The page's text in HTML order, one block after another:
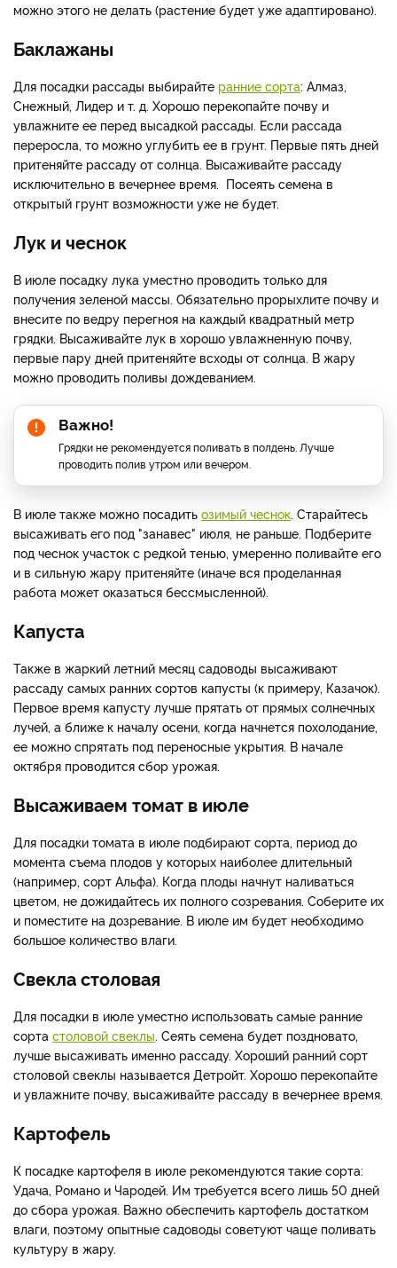
можно этого не делать (растение будет уже адаптировано).
Баклажаны
Для посадки рассады выбирайте ранние сорта: Алмаз,
Снежный, Лидер и т. д. Хорошо перекопайте почву и
увлажните ее перед высадкой рассады. Если рассада
переросла, то можно углубить ее в грунт. Первые пять дней
притеняйте рассаду от солнца. Высаживайте рассаду
исключительно в вечернее время. Посеять семена в
открытый грунт возможности уже не будет.
Лук и чеснок
В июле посадку лука уместно проводить только для
получения зеленой массы. Обязательно прорыхлите почву и
внесите по ведру перегноя на каждый квадратный метр
грядки. Высаживайте лук в хорошо увлажненную почву,
первые пару дней притеняйте всходы от солнца. В жару
можно проводить поливы дождеванием.
Важно!
Грядки не рекомендуется поливать в полдень. Лучше
проводить полив утром или вечером.
В июле также можно посадить озимый чеснок. Старайтесь
высаживать его под "занавес" июля, не раньше. Подберите
под чеснок участок с редкой тенью, умеренно поливайте его
и в сильную жару притеняйте (иначе вся проделанная
работа может оказаться бессмысленной).
Капуста
Также в жаркий летний месяц садоводы высаживают
рассаду самых ранних сортов капусты (к примеру, Казачок).
Первое время капусту лучше прятать от прямых солнечных
лучей, а ближе к началу осени, когда начнется похолодание,
ее можно спрятать под переносные укрытия. В начале
октября проводится сбор урожая.
Высаживаем томат в июле
Для посадки томата в июле подбирают сорта, период до
момента съема плодов у которых наиболее длительный
(например, сорт Альфа). Когда плоды начнут наливаться
цветом, не дожидайтесь их полного созревания. Соберите их
и поместите на дозревание. В июле им будет необходимо
большое количество влаги.
Свекла столовая
Для посадки в июле уместно использовать самые ранние
сорта столовой свеклы. Сеять семена будет поздновато,
лучше высаживать именно рассаду. Хороший ранний сорт
столовой свеклы называется Детройт. Хорошо перекопайте
и увлажните почву, высаживайте рассаду в вечернее время.
Картофель
К посадке картофеля в июле рекомендуются такие сорта:
Удача, Романо и Чародей. Им требуется всего лишь 50 дней
до сбора урожая. Важно обеспечить картофель достатком
влаги, поэтому опытные садоводы советуют чаще поливать
культуру в жару.